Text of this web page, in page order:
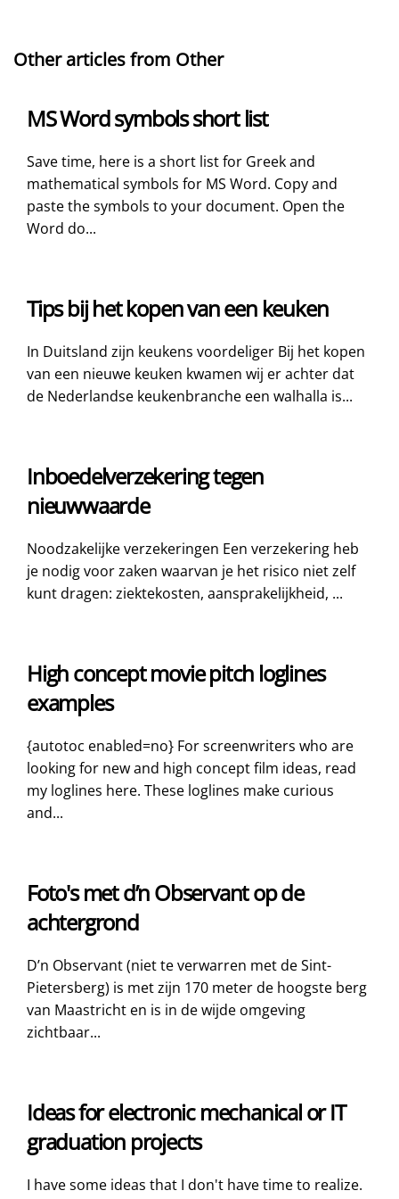
Other articles from Other
MS Word symbols short list
Save time, here is a short list for Greek and
mathematical symbols for MS Word. Copy and
paste the symbols to your document. Open the
Word do...
Tips bij het kopen van een keuken
In Duitsland zijn keukens voordeliger Bij het kopen
van een nieuwe keuken kwamen wij er achter dat
de Nederlandse keukenbranche een walhalla is...
Inboedelverzekering tegen
nieuwwaarde
Noodzakelijke verzekeringen Een verzekering heb
je nodig voor zaken waarvan je het risico niet zelf
kunt dragen: ziektekosten, aansprakelijkheid, ...
High concept movie pitch loglines
examples
{autotoc enabled=no} For screenwriters who are
looking for new and high concept film ideas, read
my loglines here. These loglines make curious
and...
Foto's met d’n Observant op de
achtergrond
D’n Observant (niet te verwarren met de Sint-
Pietersberg) is met zijn 170 meter de hoogste berg
van Maastricht en is in de wijde omgeving
zichtbaar...
Ideas for electronic mechanical or IT
graduation projects
I have some ideas that I don't have time to realize.